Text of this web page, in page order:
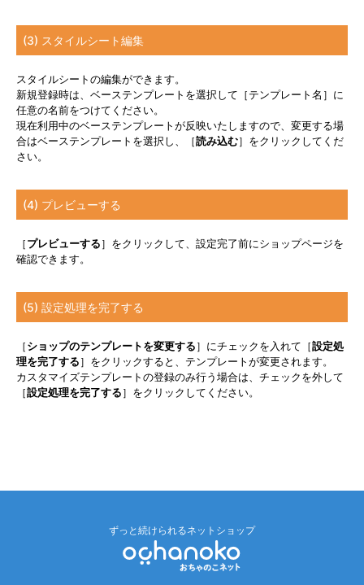
(3) スタイルシート編集
スタイルシートの編集ができます。
新規登録時は、ベーステンプレートを選択して［テンプレート名］に
任意の名前をつけてください。
現在利用中のベーステンプレートが反映いたしますので、変更する場
合はベーステンプレートを選択し、［読み込む］をクリックしてくだ
さい。
(4) プレビューする
［プレビューする］をクリックして、設定完了前にショップページを
確認できます。
(5) 設定処理を完了する
［ショップのテンプレートを変更する］にチェックを入れて［設定処
理を完了する］をクリックすると、テンプレートが変更されます。
カスタマイズテンプレートの登録のみ行う場合は、チェックを外して
［設定処理を完了する］をクリックしてください。
ずっと続けられるネットショップ